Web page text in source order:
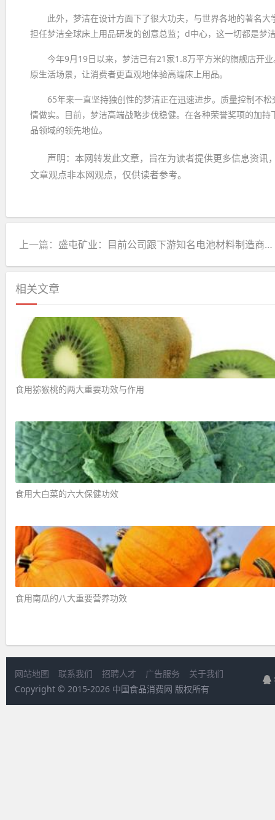
此外，梦洁在设计方面下了很大功夫，与世界各地的著名
担任梦洁全球床上用品研发的创意总监；d中心，这一切都是梦
今年9月19日以来，梦洁已有21家1.8万平方米的旗舰店开
原生活场景，让消费者更直观地体验高端床上用品。
65年来一直坚持独创性的梦洁正在迅速进步。质量控制不
情做实。目前，梦洁高端战略步伐稳健。在各种荣誉奖项的加
品领域的领先地位。
声明：本网转发此文章，旨在为读者提供更多信息资
文章观点非本网观点，仅供读者参考。
上一篇： 盛屯矿业：目前公司跟下游知名电池材料制造商有直接合作
相关文章
食用猕猴桃的两大重要功效与作用 ​
食用大白菜的六大保健功效 ​
食用南瓜的八大重要营养功效 ​
网站地图 联系我们 招聘人才 广告服务
关于我们
Copyright © 2015-2026 中国食品消费网 版权所有